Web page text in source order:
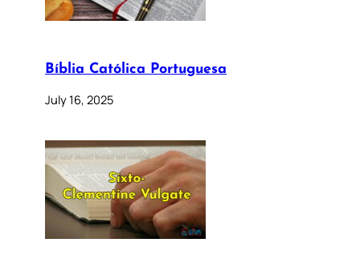
Bíblia Católica Portuguesa
July 16, 2025